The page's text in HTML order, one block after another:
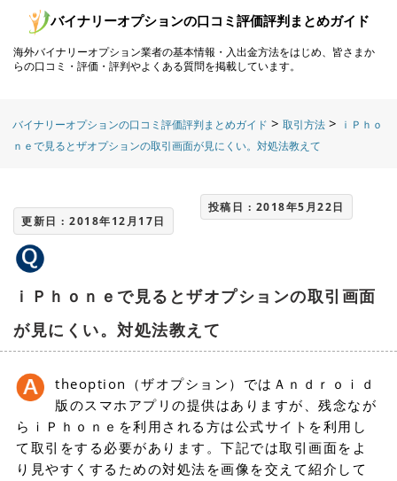
バイナリーオプションの口コミ評価評判まとめガイド
海外バイナリーオプション業者の基本情報・入出金方法をはじめ、皆さまか
らの口コミ・評価・評判やよくある質問を掲載しています。
バイナリーオプションの口コミ評価評判まとめガイド > 取引方法 > ｉＰｈｏ
ｎｅで見るとザオプションの取引画面が見にくい。対処法教えて
投稿日 : 2018年5月22日
更新日 : 2018年12月17日
ｉＰｈｏｎｅで見るとザオプションの取引画面
が見にくい。対処法教えて
theoption（ザオプション）ではＡｎｄｒｏｉｄ
版のスマホアプリの提供はありますが、残念なが
らｉＰｈｏｎｅを利用される方は公式サイトを利用し
て取引をする必要があります。下記では取引画面をよ
り見やすくするための対処法を画像を交えて紹介して